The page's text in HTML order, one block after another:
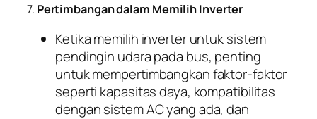
7. Pertimbangan dalam Memilih Inverter
Ketika memilih inverter untuk sistem
pendingin udara pada bus, penting
untuk mempertimbangkan faktor-faktor
seperti kapasitas daya, kompatibilitas
dengan sistem AC yang ada, dan